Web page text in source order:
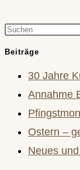
Beiträge
30 Jahre
Annahme
Ostern –
Neues